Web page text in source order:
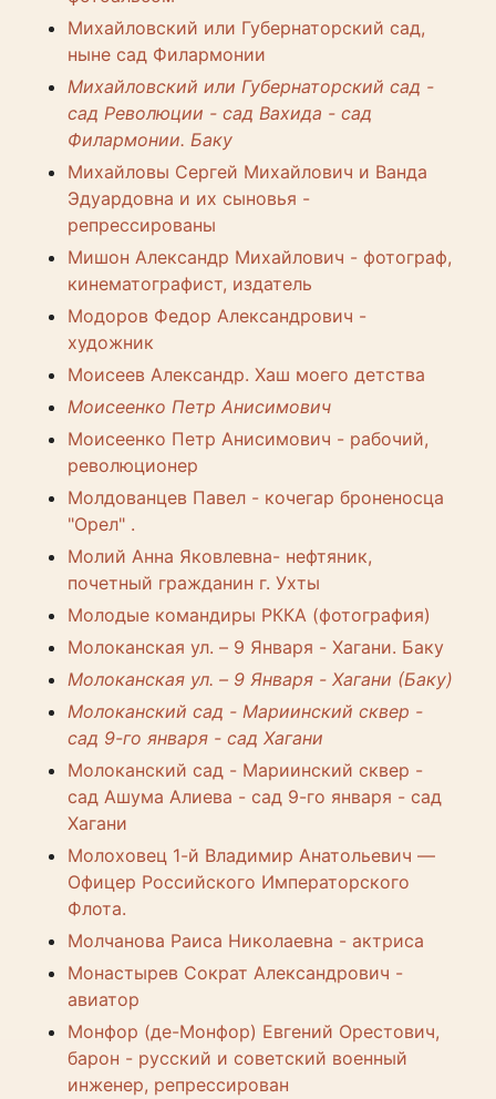
Михайловский или Губернаторский сад,
ныне сад Филармонии
Михайловский или Губернаторский сад -
сад Революции - сад Вахида - сад
Филармонии. Баку
Михайловы Сергей Михайлович и Ванда
Эдуардовна и их сыновья -
репрессированы
Мишон Александр Михайлович - фотограф,
кинематографист, издатель
Модоров Федор Александрович -
художник
Моисеев Александр. Хаш моего детства
Моисеенко Петр Анисимович
Моисеенко Петр Анисимович - рабочий,
революционер
Молдованцев Павел - кочегар броненосца
"Орел" .
Молий Анна Яковлевна- нефтяник,
почетный гражданин г. Ухты
Молодые командиры РККА (фотография)
Молоканская ул. – 9 Января - Хагани. Баку
Молоканская ул. – 9 Января - Хагани (Баку)
Молоканский сад - Мариинский сквер -
сад 9-го января - сад Хагани
Молоканский сад - Мариинский сквер -
сад Ашума Алиева - сад 9-го января - сад
Хагани
Молоховец 1-й Владимир Анатольевич —
Офицер Российского Императорского
Флота.
Молчанова Раиса Николаевна - актриса
Монастырев Сократ Александрович -
авиатор
Монфор (де-Монфор) Евгений Орестович,
барон - русский и советский военный
инженер, репрессирован